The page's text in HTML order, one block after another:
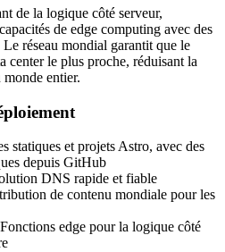
de la logique côté serveur,
de edge computing avec des
réseau mondial garantit que le
center le plus proche, réduisant la
entier.
statiques et projets Astro, avec des
depuis GitHub
DNS rapide et fiable
de contenu mondiale pour les
edge pour la logique côté